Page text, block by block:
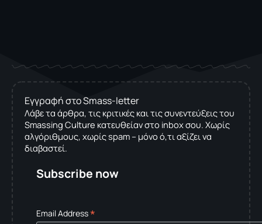
Εγγραφή στο Smass-letter
Λάβε τα άρθρα, τις κριτικές και τις συνεντεύξεις του
Smassing Culture κατευθείαν στο inbox σου. Χωρίς
αλγόριθμους, χωρίς spam – μόνο ό,τι αξίζει να
διαβαστεί.
Subscribe now
Email Address*